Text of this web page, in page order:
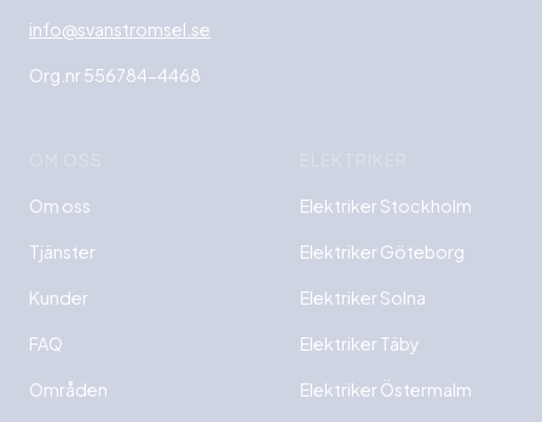
info@svanstromsel.se
Org.nr 556784-4468
Om oss
Tjänster
Kunder
FAQ
Områden
Elektriker Stockholm
Elektriker Göteborg
Elektriker Solna
Elektriker Täby
Elektriker Östermalm